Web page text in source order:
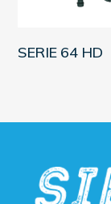
SERIE 64 HD